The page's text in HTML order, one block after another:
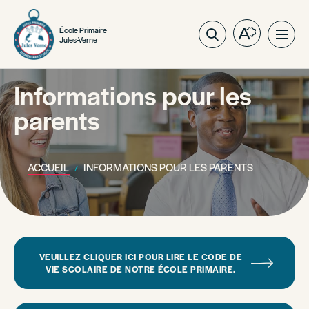
École Primaire
Jules-Verne
Ouvrez
barre
d'outilsdu
site
Informations pour les
parents
ACCUEIL INFORMATIONS POUR LES PARENTS
VEUILLEZ CLIQUER ICI POUR LIRE LE CODE DE
VIE SCOLAIRE DE NOTRE ÉCOLE PRIMAIRE.